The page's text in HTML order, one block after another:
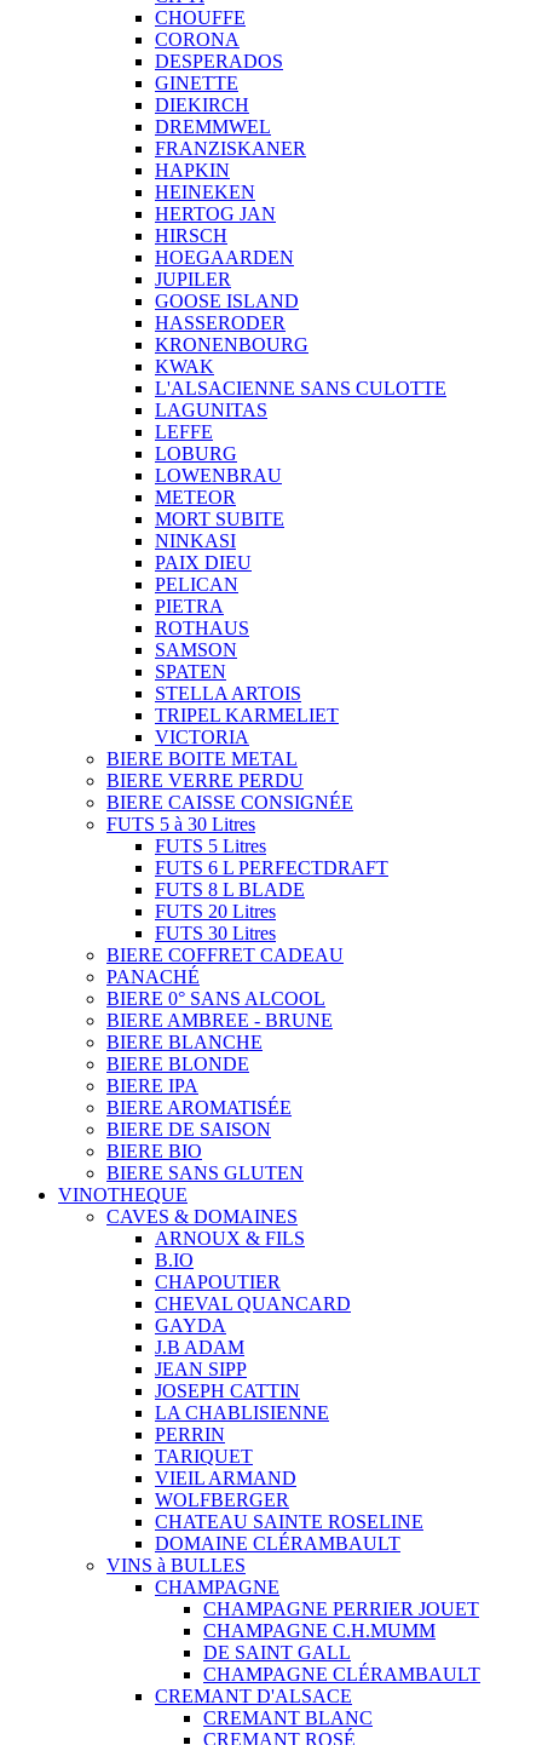
CHOUFFE
CORONA
DESPERADOS
GINETTE
DIEKIRCH
DREMMWEL
FRANZISKANER
HAPKIN
HEINEKEN
HERTOG JAN
HIRSCH
HOEGAARDEN
JUPILER
GOOSE ISLAND
HASSERODER
KRONENBOURG
KWAK
L'ALSACIENNE SANS CULOTTE
LAGUNITAS
LEFFE
LOBURG
LOWENBRAU
METEOR
MORT SUBITE
NINKASI
PAIX DIEU
PELICAN
PIETRA
ROTHAUS
SAMSON
SPATEN
STELLA ARTOIS
TRIPEL KARMELIET
VICTORIA
BIERE BOITE METAL
BIERE VERRE PERDU
BIERE CAISSE CONSIGNÉE
FUTS 5 à 30 Litres
FUTS 5 Litres
FUTS 6 L PERFECTDRAFT
FUTS 8 L BLADE
FUTS 20 Litres
FUTS 30 Litres
BIERE COFFRET CADEAU
PANACHÉ
BIERE 0° SANS ALCOOL
BIERE AMBREE - BRUNE
BIERE BLANCHE
BIERE BLONDE
BIERE IPA
BIERE AROMATISÉE
BIERE DE SAISON
BIERE BIO
BIERE SANS GLUTEN
VINOTHEQUE
CAVES & DOMAINES
ARNOUX & FILS
B.IO
CHAPOUTIER
CHEVAL QUANCARD
GAYDA
J.B ADAM
JEAN SIPP
JOSEPH CATTIN
LA CHABLISIENNE
PERRIN
TARIQUET
VIEIL ARMAND
WOLFBERGER
CHATEAU SAINTE ROSELINE
DOMAINE CLÉRAMBAULT
VINS à BULLES
CHAMPAGNE
CHAMPAGNE PERRIER JOUET
CHAMPAGNE C.H.MUMM
DE SAINT GALL
CHAMPAGNE CLÉRAMBAULT
CREMANT D'ALSACE
CREMANT BLANC
CREMANT ROSÉ